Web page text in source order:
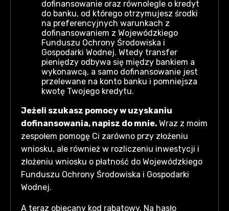
dofinansowanie oraz równolegle o kredyt
do banku, od którego otrzymujesz środki
na preferencyjnych warunkach z
dofinansowaniem z Wojewódzkiego
Funduszu Ochrony Środowiska i
Gospodarki Wodnej. Wtedy transfer
pieniędzy odbywa się między bankiem a
wykonawcą, a samo dofinansowanie jest
przelewane na konto banku i pomniejsza
kwotę Twojego kredytu.
Jeżeli szukasz pomocy w uzyskaniu
dofinansowania, napisz do mnie. Wraz z moim
zespołem pomogę Ci zarówno przy złożeniu
wniosku, ale również w rozliczeniu inwestycji i
złożeniu wniosku o płatność do Wojewódzkiego
Funduszu Ochrony Środowiska i Gospodarki
Wodnej.
A teraz obiecany kod rabatowy. Na hasło